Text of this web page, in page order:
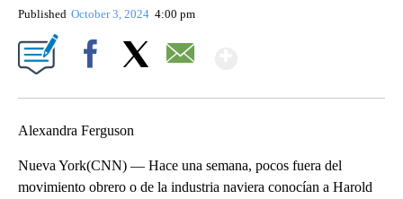
Published October 3, 2024 4:00 pm
Alexandra Ferguson
Nueva York(CNN) — Hace una semana, pocos fuera del
movimiento obrero o de la industria naviera conocían a Harold